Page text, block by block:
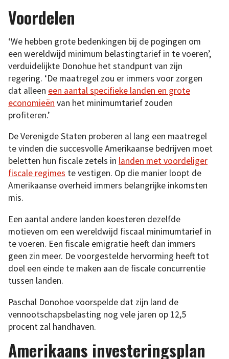
Voordelen
‘We hebben grote bedenkingen bij de pogingen om
een wereldwijd minimum belastingtarief in te voeren’,
verduidelijkte Donohue het standpunt van zijn
regering. ‘De maatregel zou er immers voor zorgen
dat alleen een aantal specifieke landen en grote
economieën van het minimumtarief zouden
profiteren.’
De Verenigde Staten proberen al lang een maatregel
te vinden die succesvolle Amerikaanse bedrijven moet
beletten hun fiscale zetels in landen met voordeliger
fiscale regimes te vestigen. Op die manier loopt de
Amerikaanse overheid immers belangrijke inkomsten
mis.
Een aantal andere landen koesteren dezelfde
motieven om een wereldwijd fiscaal minimumtarief in
te voeren. Een fiscale emigratie heeft dan immers
geen zin meer. De voorgestelde hervorming heeft tot
doel een einde te maken aan de fiscale concurrentie
tussen landen.
Paschal Donohoe voorspelde dat zijn land de
vennootschapsbelasting nog vele jaren op 12,5
procent zal handhaven.
Amerikaans investeringsplan